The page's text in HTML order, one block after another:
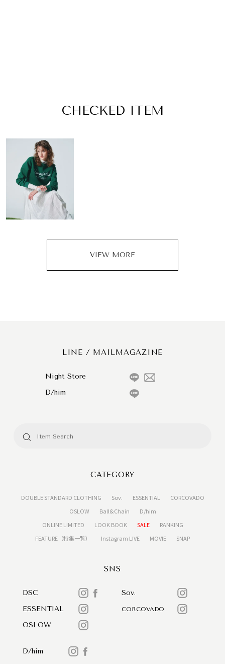
CHECKED ITEM
VIEW MORE
LINE / MAILMAGAZINE
Night Store
D/him
CATEGORY
DOUBLE STANDARD CLOTHING Sov. ESSENTIAL
CORCOVADO
OSLOW
Ball&Chain
D/him
ONLINE LIMITED
LOOK BOOK SALE
RANKING
FEATURE（特集一覧）
Instagram LIVE MOVIE SNAP
SNS
DSC
Sov.
ESSENTIAL
CORCOVADO
OSLOW
D/him